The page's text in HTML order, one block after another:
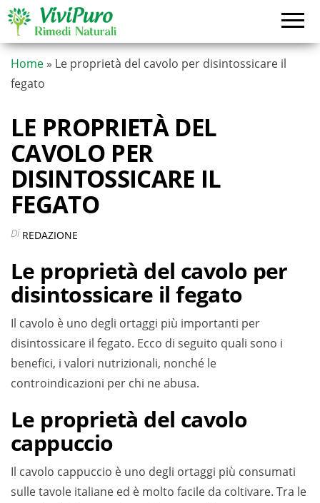
Vai
contenuto
Home » Le proprietà del cavolo per disintossicare il
fegato
LE PROPRIETÀ DEL
CAVOLO PER
DISINTOSSICARE IL
FEGATO
Di REDAZIONE
Le proprietà del cavolo per
disintossicare il fegato
Il cavolo è uno degli ortaggi più importanti per
disintossicare il fegato. Ecco di seguito quali sono i
benefici, i valori nutrizionali, nonché le
controindicazioni per chi ne abusa.
Le proprietà del cavolo
cappuccio
Il cavolo cappuccio è uno degli ortaggi più consumati
sulle tavole italiane ed è molto facile da coltivare. Tra le